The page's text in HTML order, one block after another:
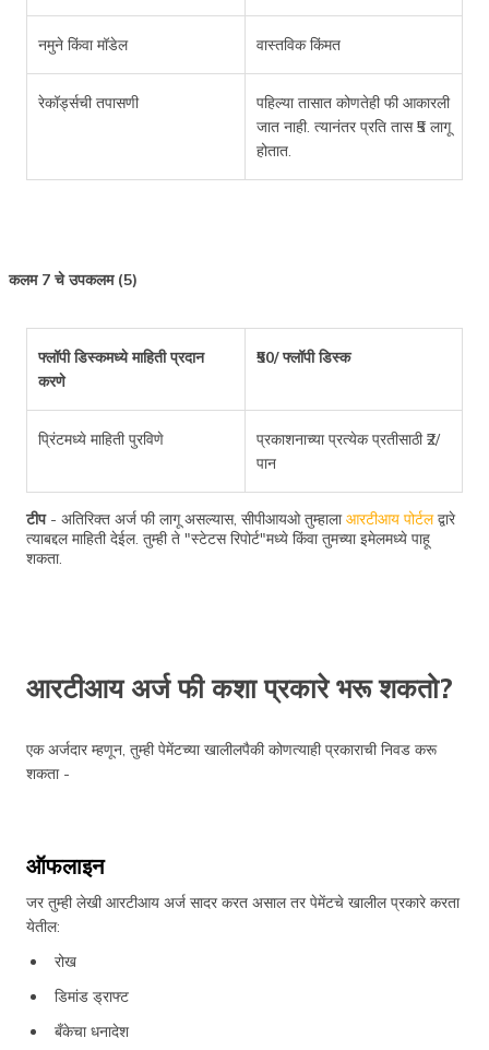
नमुने किंवा मॉडेल वास्तविक किंमत
रेकॉर्ड्सची तपासणी
पहिल्या तासात कोणतेही फी आकारली
जात नाही. त्यानंतर प्रति तास ₹5 लागू
होतात.
कलम 7 चे उपकलम (5)
फ्लॉपी डिस्कमध्ये माहिती प्रदान
करणे
₹50/ फ्लॉपी डिस्क
प्रिंटमध्ये माहिती पुरविणे
प्रकाशनाच्या प्रत्येक प्रतीसाठी ₹2/
पान
टीप- अतिरिक्त अर्ज फी लागू असल्यास, सीपीआयओ तुम्हालाआरटीआय पोर्टलद्वारे
त्याबद्दल माहिती देईल. तुम्ही ते "स्टेटस रिपोर्ट"मध्ये किंवा तुमच्या इमेलमध्ये पाहू
शकता.
आरटीआय अर्ज फी कशा प्रकारे भरू शकतो?
एक अर्जदार म्हणून, तुम्ही पेमेंटच्या खालीलपैकी कोणत्याही प्रकाराची निवड करू
शकता -
ऑफलाइन
जर तुम्ही लेखी आरटीआय अर्ज सादर करत असाल तर पेमेंटचे खालील प्रकारे करता
येतील:
रोख
डिमांड ड्राफ्ट
बँकेचा धनादेश